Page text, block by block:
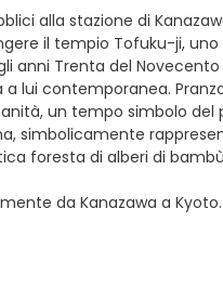
alla stazione di
il tempio Tofuku-ji,
anni Trenta del
lui contemporanea.
un tempo simbolo
simbolicamente
foresta di alberi di
da Kanazawa a